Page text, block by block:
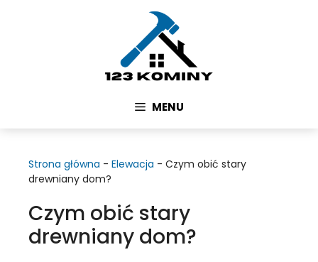
MENU
Strona główna - Elewacja - Czym obić stary
drewniany dom?
Czym obić stary
drewniany dom?